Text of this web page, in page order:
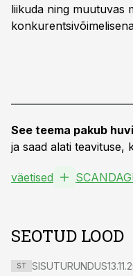
liikuda ning muutuvas
See teema pakub
ja saad alati teavituse,
väetised
SEOTUD LOOD
ST SISUTURUNDUS